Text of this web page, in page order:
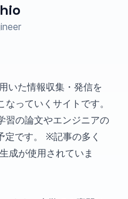
いた情報収集・発信を
っていくサイトです。
習の論文やエンジニアの
定です。 ※記事の多く
成が使用されていま